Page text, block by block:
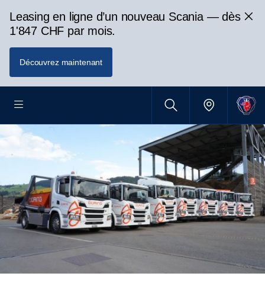
Leasing en ligne d’un nouveau Scania — dès
1'847 CHF par mois.
Découvrez maintenant